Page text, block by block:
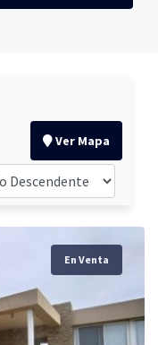
Ver Mapa
En Venta